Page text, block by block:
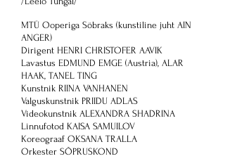
MTÜ Ooperiga Söbraks (kunstiline juht AIN
ANGER)
Dirigent HENRI CHRISTOFER AAVIK
Lavastus EDMUND EMGE (Austria), ALAR
HAAK, TANEL TING
Kunstnik RIINA VANHANEN
Valguskunstnik PRIIDU ADLAS
Videokunstnik ALEXANDRA SHADRINA
Linnufotod KAISA SAMUILOV
Koreograaf OKSANA TRALLA
Orkester SÕPRUSKOND